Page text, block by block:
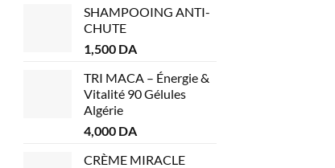
SHAMPOOING ANTI-
CHUTE
1,500 DA
TRI MACA – Énergie &
Vitalité 90 Gélules
Algérie
4,000 DA
CRÈME MIRACLE